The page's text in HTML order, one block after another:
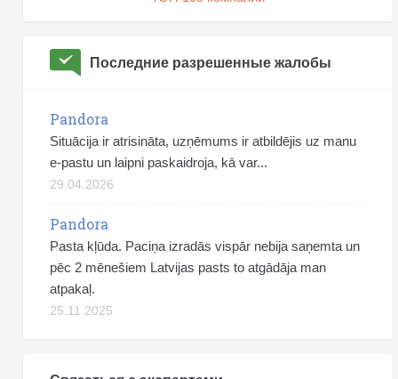
Последние разрешенные жалобы
Pandora
Situācija ir atrisināta, uzņēmums ir atbildējis uz manu
e-pastu un laipni paskaidroja, kā var...
29.04.2026
Pandora
Pasta kļūda. Paciņa izradās vispār nebija saņemta un
pēc 2 mēnešiem Latvijas pasts to atgādāja man
atpakaļ.
25.11.2025